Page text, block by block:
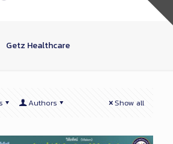
Getz Healthcare
Authors Show all